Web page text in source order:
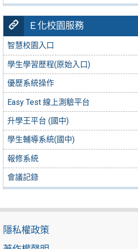
Ｅ化校園服務
智慧校園入口
學生學習歷程(原始入口)
優歷系統操作
Easy Test 線上測驗平台
升學王平台 (國中)
學生輔導系統(國中)
報修系統
會議記錄
隱私權政策